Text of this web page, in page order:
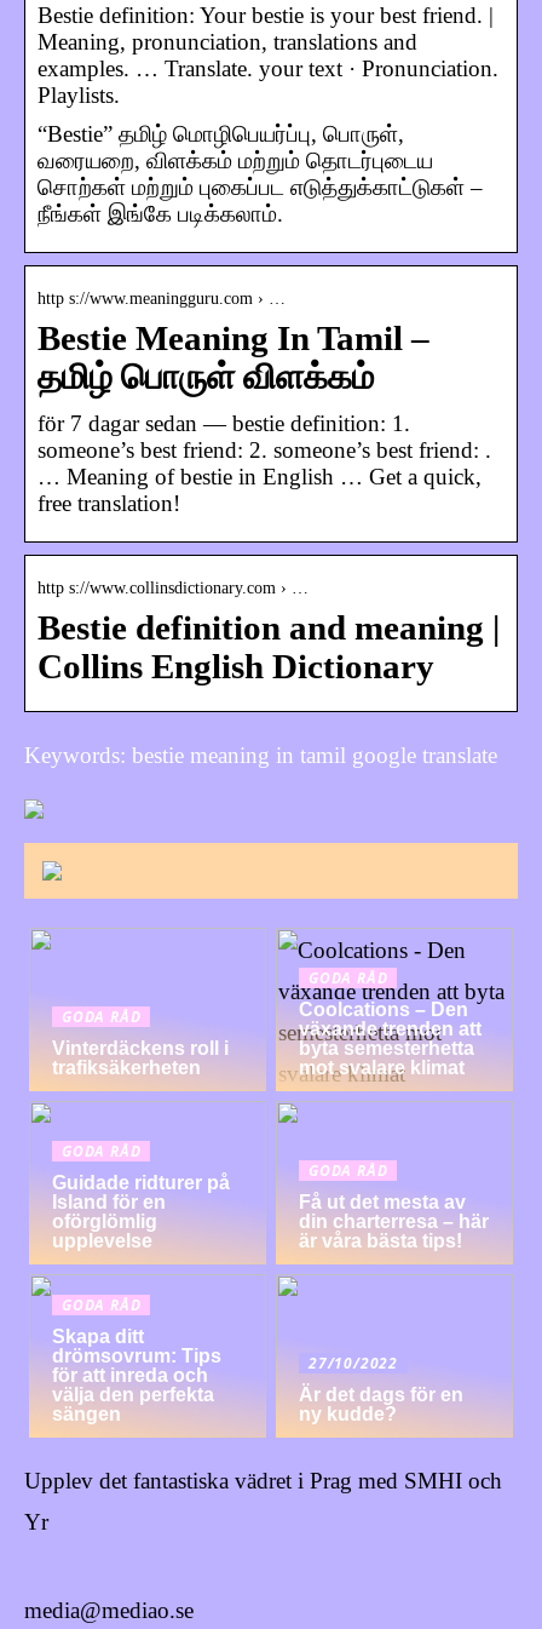
Bestie definition: Your bestie is your best friend. |
Meaning, pronunciation, translations and
examples. … Translate. your text · Pronunciation.
Playlists.
“Bestie” தமிழ் மொழிபெயர்ப்பு, பொருள்,
வரையறை, விளக்கம் மற்றும் தொடர்புடைய
சொற்கள் மற்றும் புகைப்பட எடுத்துக்காட்டுகள் –
நீங்கள் இங்கே படிக்கலாம்.
http s://www.meaningguru.com › …
Bestie Meaning In Tamil –
தமிழ் பொருள் விளக்கம்
för 7 dagar sedan — bestie definition: 1.
someone’s best friend: 2. someone’s best friend: .
… Meaning of bestie in English … Get a quick,
free translation!
http s://www.collinsdictionary.com › …
Bestie definition and meaning |
Collins English Dictionary
Keywords: bestie meaning in tamil google translate
GODA RÅD
Vinterdäckens roll i
trafiksäkerheten
GODA RÅD
Coolcations – Den
växande trenden att
byta semesterhetta
mot svalare klimat
GODA RÅD
Guidade ridturer på
Island för en
oförglömlig
upplevelse
GODA RÅD
Få ut det mesta av
din charterresa – här
är våra bästa tips!
GODA RÅD
Skapa ditt
drömsovrum: Tips
för att inreda och
välja den perfekta
sängen
27/10/2022
Är det dags för en
ny kudde?
Upplev det fantastiska vädret i Prag med SMHI och
Yr
media@mediao.se